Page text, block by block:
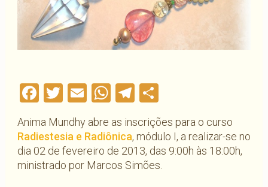
Facebook
Twitter
EmailWhatsApp
Telegram
Anima Mundhy abre as inscrições para o curso
Radiestesia e Radiônica, módulo I, a realizar-se no
dia 02 de fevereiro de 2013, das 9:00h às 18:00h,
ministrado por Marcos Simões.